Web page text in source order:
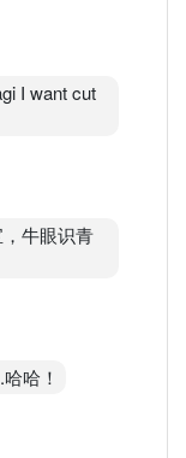
I want cut
牛眼识青
哈！